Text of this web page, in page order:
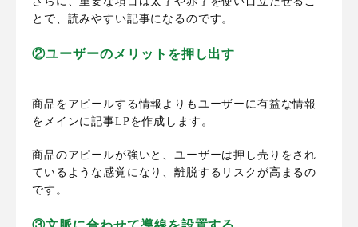
とで、読みやすい記事になるのです。
②ユーザーのメリットを押し出す
商品をアピールする情報よりもユーザーに有益な情報
をメインに記事LPを作成します。
商品のアピールが強いと、ユーザーは押し売りをされ
ているような感覚になり、離脱するリスクが高まるの
です。